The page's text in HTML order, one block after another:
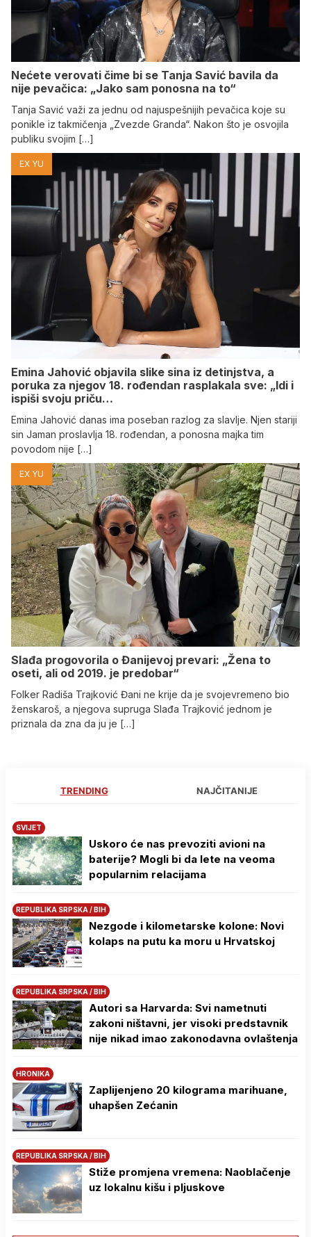
Nećete verovati čime bi se Tanja Savić bavila da
nije pevačica: „Jako sam ponosna na to“
Tanja Savić važi za jednu od najuspešnijih pevačica koje su
ponikle iz takmičenja „Zvezde Granda“. Nakon što je osvojila
publiku svojim […]
EX YU
Emina Jahović objavila slike sina iz detinjstva, a
poruka za njegov 18. rođendan rasplakala sve: „Idi i
ispiši svoju priču…
Emina Jahović danas ima poseban razlog za slavlje. Njen stariji
sin Jaman proslavlja 18. rođendan, a ponosna majka tim
povodom nije […]
EX YU
Slađa progovorila o Đanijevoj prevari: „Žena to
oseti, ali od 2019. je predobar“
Folker Radiša Trajković Đani ne krije da je svojevremeno bio
ženskaroš, a njegova supruga Slađa Trajković jednom je
priznala da zna da ju je […]
TRENDING NAJČITANIJE
SVIJET
Uskoro će nas prevoziti avioni na
baterije? Mogli bi da lete na veoma
popularnim relacijama
REPUBLIKA SRPSKA / BIH
Nezgode i kilometarske kolone: Novi
kolaps na putu ka moru u Hrvatskoj
REPUBLIKA SRPSKA / BIH
Autori sa Harvarda: Svi nametnuti
zakoni ništavni, jer visoki predstavnik
nije nikad imao zakonodavna ovlaštenja
HRONIKA
Zaplijenjeno 20 kilograma marihuane,
uhapšen Zećanin
REPUBLIKA SRPSKA / BIH
Stiže promjena vremena: Naoblačenje
uz lokalnu kišu i pljuskove